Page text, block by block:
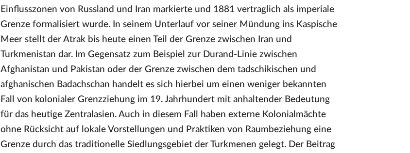
Einflusszonen von Russland und Iran markierte und 1881 vertraglich als imperiale
Grenze formalisiert wurde. In seinem Unterlauf vor seiner Mündung ins Kaspische
Meer stellt der Atrak bis heute einen Teil der Grenze zwischen Iran und
Turkmenistan dar. Im Gegensatz zum Beispiel zur Durand-Linie zwischen
Afghanistan und Pakistan oder der Grenze zwischen dem tadschikischen und
afghanischen Badachschan handelt es sich hierbei um einen weniger bekannten
Fall von kolonialer Grenzziehung im 19. Jahrhundert mit anhaltender Bedeutung
für das heutige Zentralasien. Auch in diesem Fall haben externe Kolonialmächte
ohne Rücksicht auf lokale Vorstellungen und Praktiken von Raumbeziehung eine
Grenze durch das traditionelle Siedlungsgebiet der Turkmenen gelegt. Der Beitrag